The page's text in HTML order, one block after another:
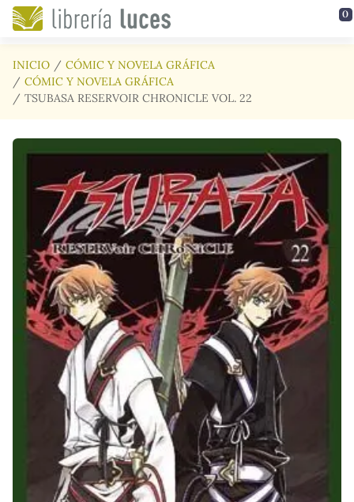
Saltar al contenido principal 0
INICIO
CÓMIC Y NOVELA GRÁFICA
CÓMIC Y NOVELA GRÁFICA
TSUBASA RESERVOIR CHRONICLE VOL. 22